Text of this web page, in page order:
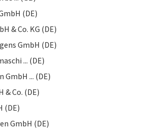
(DE)
& Co. KG (DE)
GmbH (DE)
... (DE)
GmbH ... (DE)
& Co. (DE)
(DE)
GmbH (DE)